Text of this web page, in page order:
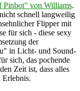
Pinbot" von Williams.
schnell langweilig
Flipper mit
für sich - diese sexy
der
in Licht- und Sound-
sich, das pochende
Zeit ist, dass alles
Erlebnis.